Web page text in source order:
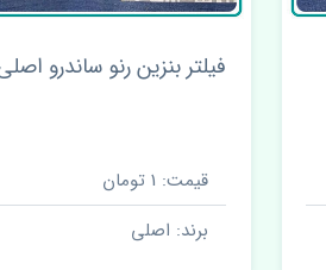
فیلتر بنزین رنو ساندرو
قیمت: 1 تومان
برند: اصلی